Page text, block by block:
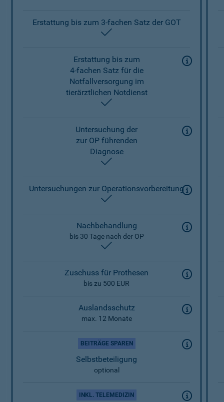
Erstattung bis zum 3-fachen Satz der GOT
Erstattung bis zum
4-fachen Satz für die
Notfallversorgung im
tierärztlichen Notdienst
Untersuchung der
zur OP führenden
Diagnose
Untersuchungen zur Operationsvorbereitung
Nachbehandlung
bis 30 Tage nach der OP
Zuschuss für Prothesen
bis zu 500 EUR
Auslandsschutz
max. 12 Monate
BEITRÄGE SPAREN
Selbstbeteiligung
optional
INKL. TELEMEDIZIN